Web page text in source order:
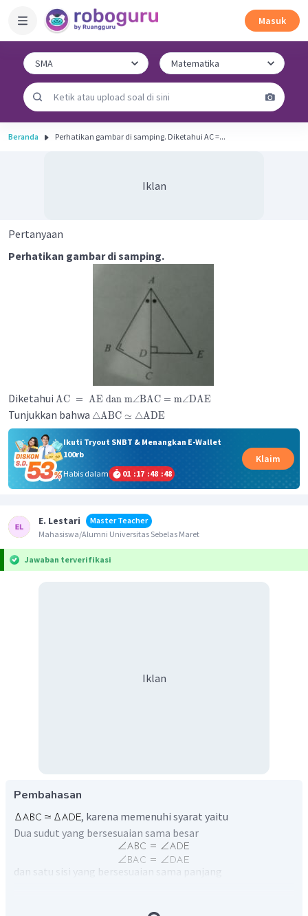
Masuk
Beranda Perhatikan gambar di samping. Diketahui AC =...
Iklan
Pertanyaan
Perhatikan gambar di samping.
Diketahui AC = AE dan m∠BAC = m∠DAE
Tunjukkan bahwa △ABC ≃ △ADE
Ikuti Tryout SNBT & Menangkan E-Wallet
100rb
Habis dalam
01 :17 :48 :48
Klaim
E. Lestari
Master Teacher
Mahasiswa/Alumni Universitas Sebelas Maret
Jawaban terverifikasi
Iklan
Pembahasan
, karena memenuhi syarat yaitu
Dua sudut yang bersesuaian sama besar
dan satu sisi yang bersesuaian sama panjang